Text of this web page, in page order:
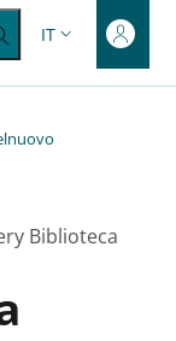
SELETTORE
IT
Biblioteca